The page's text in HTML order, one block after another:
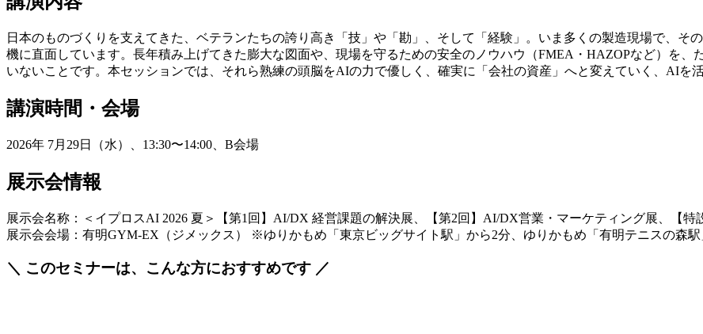
日本のものづくりを支えてきた、ベテランたちの誇り高き「技」や「勘」、そして「経験」。いま多くの製造現場で、そ
機に直面しています。長年積み上げてきた膨大な図面や、現場を守るための安全のノウハウ（FMEA・HAZOPなど）を
いないことです。本セッションでは、それら熟練の頭脳をAIの力で優しく、確実に「会社の資産」へと変えていく、AIを
講演時間・会場
2026年 7月29日（水）、13:30〜14:00、B会場
展示会情報
展示会名称：＜イプロスAI 2026 夏＞【第1回】AI/DX 経営課題の解決展、【第2回】AI/DX営業・マーケティング展、【特
展示会会場：有明GYM-EX（ジメックス） ※ゆりかもめ「東京ビッグサイト駅」から2分、ゆりかもめ「有明テニスの森
＼ このセミナーは、こんな方におすすめです ／